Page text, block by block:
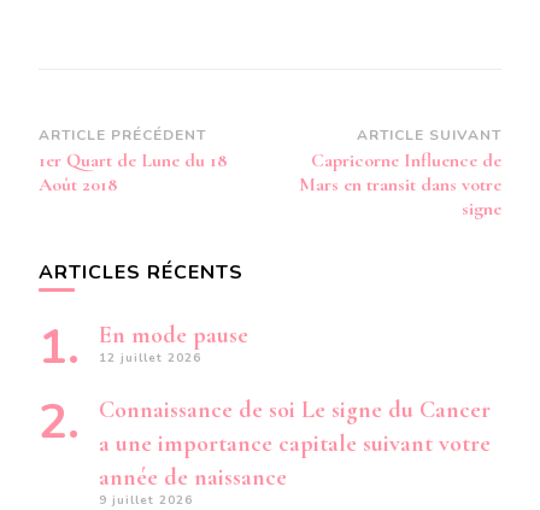
Navigation
d’article
ARTICLE PRÉCÉDENT
1er Quart de Lune du 18
Août 2018
ARTICLE SUIVANT
Capricorne Influence de
Mars en transit dans votre
signe
ARTICLES RÉCENTS
En mode pause
12 juillet 2026
Connaissance de soi Le signe du Cancer
a une importance capitale suivant votre
année de naissance
9 juillet 2026